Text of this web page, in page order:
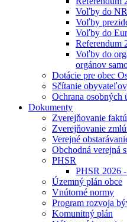
Voľby do
Voľby
Voľby do
Referendum
Voľby do
orgánov
Dotácie pre obec
Sčítanie
Ochrana osobných
Dokumenty
Zverejňovanie
Zverejňovanie
Verejné
Obchodná verejná
PHSR
PHSR 2026
Územný plán obce
Vnútorné normy
Program rozvoja
Komunitný plán